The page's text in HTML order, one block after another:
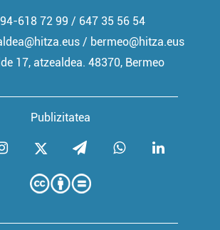
Publizitatea
94-618 72 99 / 647 35 56 54
/ bermeo@hitza.eus
17, atzealdea. 48370, Bermeo